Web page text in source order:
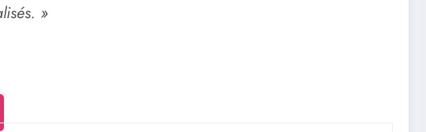
»